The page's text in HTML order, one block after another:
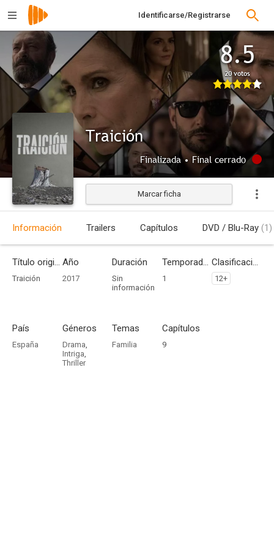
Identificarse/Registrarse
8.5
20 votos
Traición
Finalizada • Final cerrado
Marcar ficha
Información Trailers Capítulos DVD / Blu-Ray (1)
Título original
Traición
Año
2017
Duración
Sin
información
Temporadas
1
Clasificación por edades
12+
País
España
Géneros
Drama,
Intriga,
Thriller
Temas
Familia
Capítulos
9